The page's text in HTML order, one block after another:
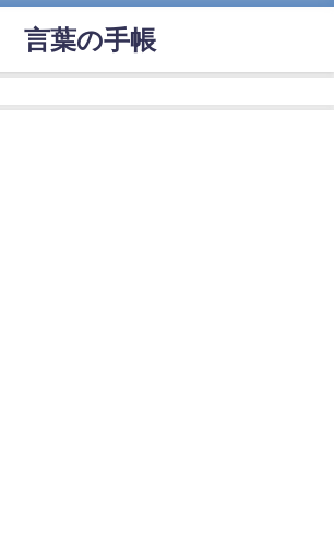
言葉の手帳